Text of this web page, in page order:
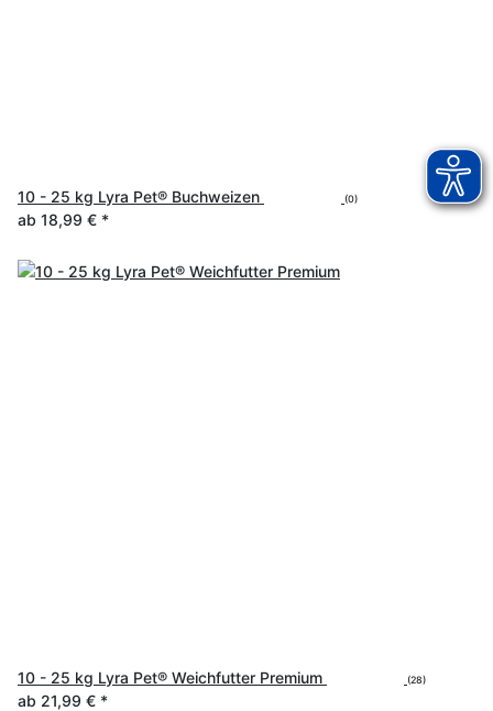
10 - 25 kg Lyra Pet® Buchweizen (0)
ab 18,99 € *
10 - 25 kg Lyra Pet® Weichfutter Premium (28)
ab 21,99 € *